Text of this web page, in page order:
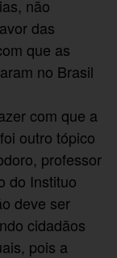
não
das
que as
no Brasil
com que a
outro tópico
professor
do Instituo
deve ser
cidadãos
pois a